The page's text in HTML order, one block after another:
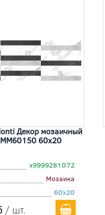
Декор мозаичный
60x20
х9999281072
Мозаика
60x20
/ шт.